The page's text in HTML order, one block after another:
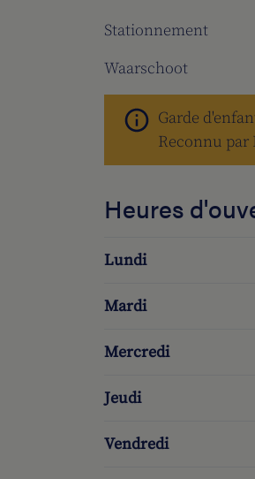
Stationnement
Waarschoot
Garde
Reconnu par
Heures
Lundi
Mardi
Mercredi
Jeudi
Vendredi